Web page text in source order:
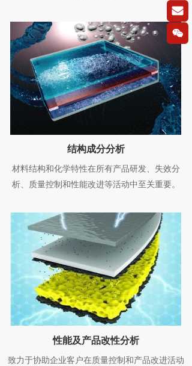
按钮
按钮
结构成分分析
材料结构和化学特性在所有产品研发、失效分
析、质量控制和性能改进等活动中至关重要。
性能及产品改性分析
致力于协助企业客户在质量控制和产品改进活动